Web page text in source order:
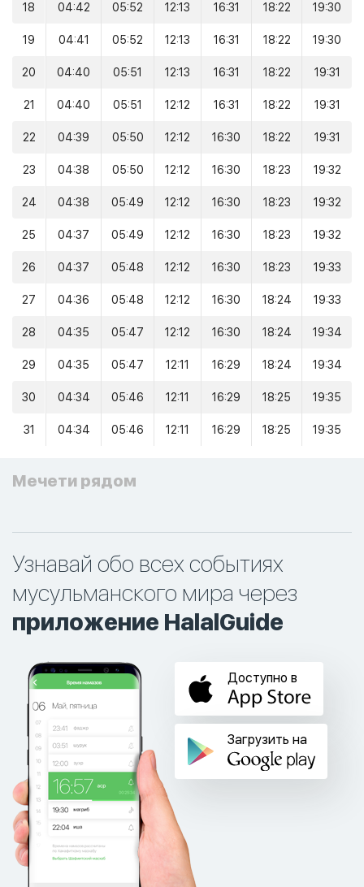
18 04:42 05:52 12:13 16:31 18:22 19:30
19 04:41 05:52 12:13 16:31 18:22 19:30
20 04:40 05:51 12:13 16:31 18:22 19:31
21 04:40 05:51 12:12 16:31 18:22 19:31
22 04:39 05:50 12:12 16:30 18:22 19:31
23 04:38 05:50 12:12 16:30 18:23 19:32
24 04:38 05:49 12:12 16:30 18:23 19:32
25 04:37 05:49 12:12 16:30 18:23 19:32
26 04:37 05:48 12:12 16:30 18:23 19:33
27 04:36 05:48 12:12 16:30 18:24 19:33
28 04:35 05:47 12:12 16:30 18:24 19:34
29 04:35 05:47 12:11 16:29 18:24 19:34
30 04:34 05:46 12:11 16:29 18:25 19:35
31 04:34 05:46 12:11 16:29 18:25 19:35
Мечети рядом
Узнавай обо всех событиях
мусульманского мира через
приложение HalalGuide
Доступно в
Загрузить на